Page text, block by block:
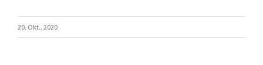
20. Okt.. 2020